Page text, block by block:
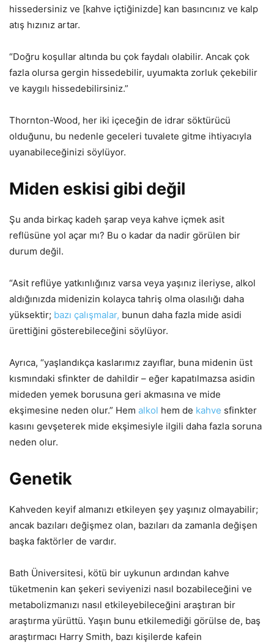
hissedersiniz ve [kahve içtiğinizde] kan basıncınız ve kalp
atış hızınız artar.
“Doğru koşullar altında bu çok faydalı olabilir. Ancak çok
fazla olursa gergin hissedebilir, uyumakta zorluk çekebilir
ve kaygılı hissedebilirsiniz.”
Thornton-Wood, her iki içeceğin de idrar söktürücü
olduğunu, bu nedenle geceleri tuvalete gitme ihtiyacıyla
uyanabileceğinizi söylüyor.
Miden eskisi gibi değil
Şu anda birkaç kadeh şarap veya kahve içmek asit
reflüsüne yol açar mı? Bu o kadar da nadir görülen bir
durum değil.
“Asit reflüye yatkınlığınız varsa veya yaşınız ileriyse, alkol
aldığınızda midenizin kolayca tahriş olma olasılığı daha
yüksektir; bazı çalışmalar, bunun daha fazla mide asidi
ürettiğini gösterebileceğini söylüyor.
Ayrıca, “yaşlandıkça kaslarımız zayıflar, buna midenin üst
kısmındaki sfinkter de dahildir – eğer kapatılmazsa asidin
mideden yemek borusuna geri akmasına ve mide
ekşimesine neden olur.” Hem alkol hem de kahve sfinkter
kasını gevşeterek mide ekşimesiyle ilgili daha fazla soruna
neden olur.
Genetik
Kahveden keyif almanızı etkileyen şey yaşınız olmayabilir;
ancak bazıları değişmez olan, bazıları da zamanla değişen
başka faktörler de vardır.
Bath Üniversitesi, kötü bir uykunun ardından kahve
tüketmenin kan şekeri seviyenizi nasıl bozabileceğini ve
metabolizmanızı nasıl etkileyebileceğini araştıran bir
araştırma yürüttü. Yaşın bunu etkilemediği görülse de, baş
araştırmacı Harry Smith, bazı kişilerde kafein